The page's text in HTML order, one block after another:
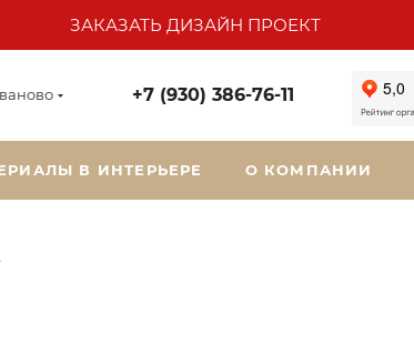
ЗАКАЗАТЬ ДИЗАЙН ПРОЕКТ
+7 (930) 386-76-11
В ИНТЕРЬЕРЕ О КОМПАНИИ